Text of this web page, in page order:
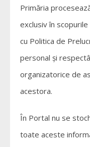
Primăria
exclusiv în
cu Politica de
personal și
organizatorice de
acestora.
În Portal nu se
toate aceste